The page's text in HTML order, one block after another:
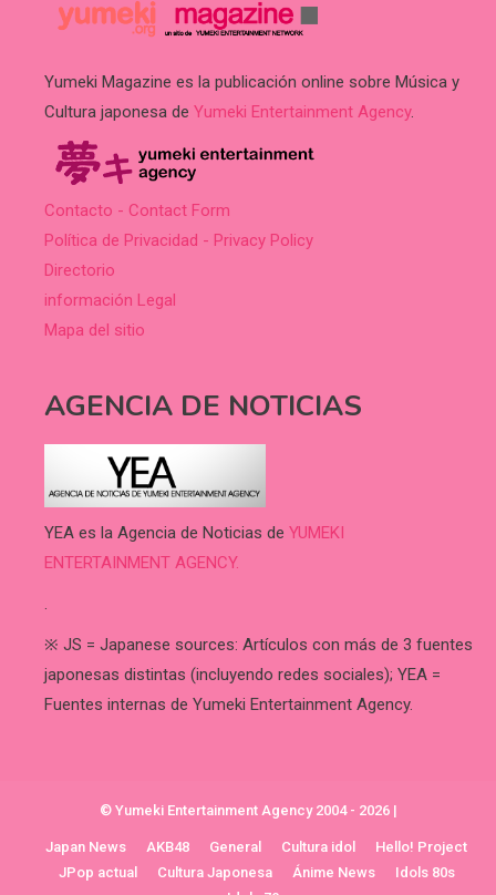
Yumeki Magazine es la publicación online sobre Música y
Cultura japonesa de Yumeki Entertainment Agency.
Contacto - Contact Form
Política de Privacidad - Privacy Policy
Directorio
información Legal
Mapa del sitio
AGENCIA DE NOTICIAS
YEA es la Agencia de Noticias de YUMEKI
ENTERTAINMENT AGENCY.
.
※ JS = Japanese sources: Artículos con más de 3 fuentes
japonesas distintas (incluyendo redes sociales); YEA =
Fuentes internas de Yumeki Entertainment Agency.
© Yumeki Entertainment Agency 2004 - 2026 |
Japan News AKB48 General Cultura idol
Hello! Project
JPop actual
Cultura Japonesa Ánime News
Idols 80s